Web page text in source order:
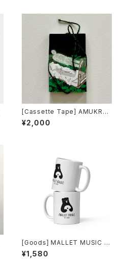
[Cassette Tape] AMUKRED
AM - The Album / Slow Do
wn Records DISTRO
¥2,000
[Goods] MALLET MUSIC -
マグカップ
¥1,580